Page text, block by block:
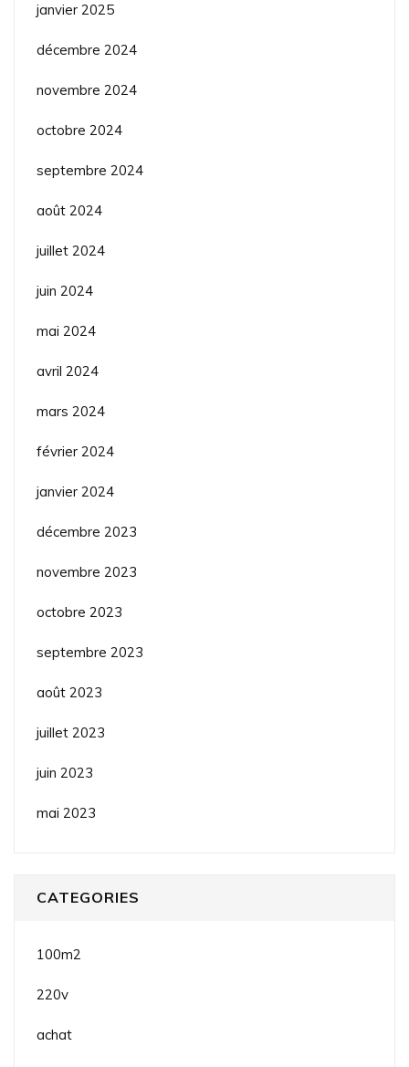
janvier 2025
décembre 2024
novembre 2024
octobre 2024
septembre 2024
août 2024
juillet 2024
juin 2024
mai 2024
avril 2024
mars 2024
février 2024
janvier 2024
décembre 2023
novembre 2023
octobre 2023
septembre 2023
août 2023
juillet 2023
juin 2023
mai 2023
CATEGORIES
100m2
220v
achat